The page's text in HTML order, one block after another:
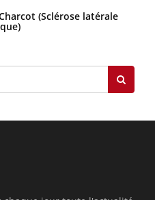
(Sclérose latérale